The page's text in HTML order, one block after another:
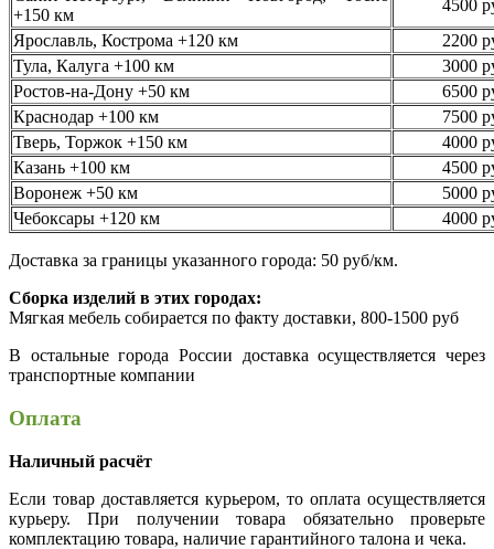
+150 км
4500
Ярославль, Кострома +120 км
2200
Тула, Калуга +100 км
3000
Ростов-на-Дону +50 км
6500
Краснодар +100 км
7500
Тверь, Торжок +150 км
4000
Казань +100 км
4500
Воронеж +50 км
5000
Чебоксары +120 км
4000
Доставка за границы указанного города: 50 руб/км.
Сборка изделий в этих городах:
Мягкая мебель собирается по факту доставки, 800-1500 руб
В остальные города России доставка осуществляется через
транспортные компании
Оплата
Наличный расчёт
Если товар доставляется курьером, то оплата осуществляется
курьеру. При получении товара обязательно проверьте
комплектацию товара, наличие гарантийного талона и чека.